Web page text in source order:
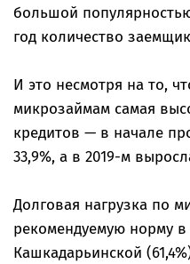
большой
год количество
И это несмотря на то,
микрозаймам самая
кредитов — в начале
33,9%, а в 2019-м
Долговая нагрузка по
рекомендуемую норму
Кашкадарьинской